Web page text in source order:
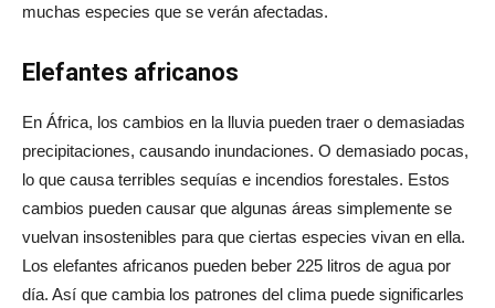
muchas especies que se verán afectadas.
Elefantes africanos
En África, los cambios en la lluvia pueden traer o demasiadas
precipitaciones, causando inundaciones. O demasiado pocas,
lo que causa terribles sequías e incendios forestales. Estos
cambios pueden causar que algunas áreas simplemente se
vuelvan insostenibles para que ciertas especies vivan en ella.
Los elefantes africanos pueden beber 225 litros de agua por
día. Así que cambia los patrones del clima puede significarles